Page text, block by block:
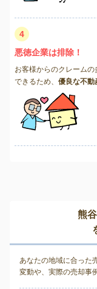
4
悪徳企業は排除！
お客様からのクレーム
できるため、 優良な不動
熊
あなたの地域に合った
変動や、実際の売却事